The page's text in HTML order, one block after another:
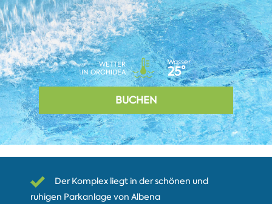
WETTER
IN ORCHIDEA
Wasser
25°
BUCHEN
Der Komplex liegt in der schönen und
ruhigen Parkanlage von Albena